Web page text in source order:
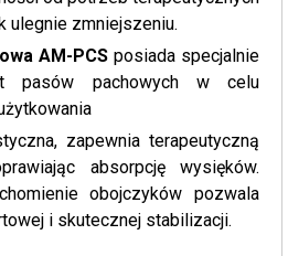
ulegnie zmniejszeniu.
AM-PCS posiada specjalnie
pasów pachowych w celu
zapewnia terapeutyczną
absorpcję wysięków.
obojczyków pozwala
i skutecznej stabilizacji.